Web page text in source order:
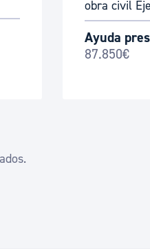
obra civil
Ayuda
87.850€